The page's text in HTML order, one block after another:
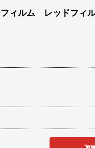
ィルム レッドフィ